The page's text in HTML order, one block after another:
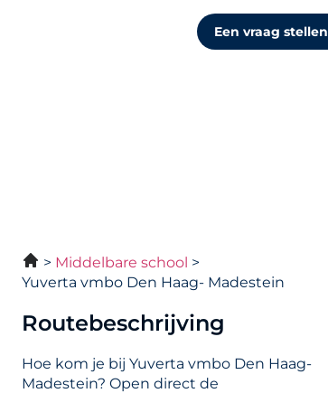
Een vraag stellen
Middelbare school
Yuverta vmbo Den Haag- Madestein
Routebeschrijving
Hoe kom je bij Yuverta vmbo Den Haag-
Madestein? Open direct de